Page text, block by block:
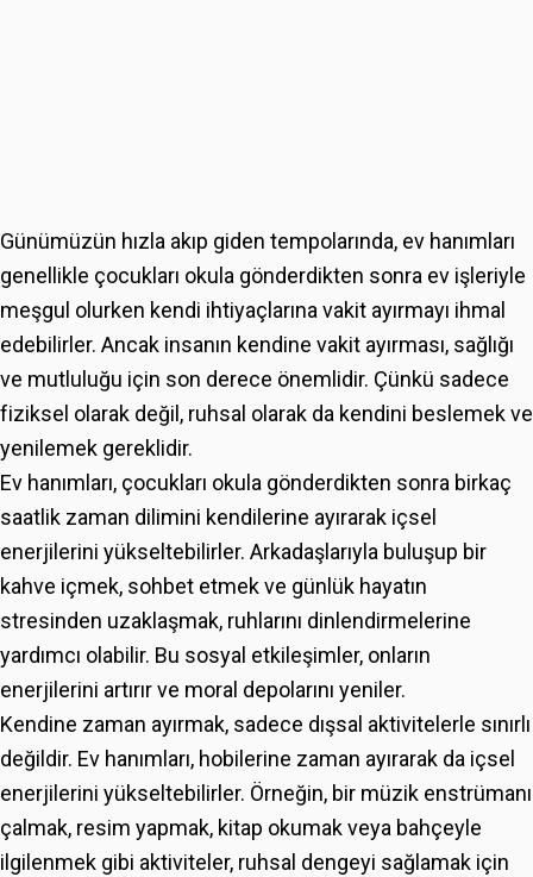
Günümüzün hızla akıp giden tempolarında, ev hanımları
genellikle çocukları okula gönderdikten sonra ev işleriyle
meşgul olurken kendi ihtiyaçlarına vakit ayırmayı ihmal
edebilirler. Ancak insanın kendine vakit ayırması, sağlığı
ve mutluluğu için son derece önemlidir. Çünkü sadece
fiziksel olarak değil, ruhsal olarak da kendini beslemek ve
yenilemek gereklidir.
Ev hanımları, çocukları okula gönderdikten sonra birkaç
saatlik zaman dilimini kendilerine ayırarak içsel
enerjilerini yükseltebilirler. Arkadaşlarıyla buluşup bir
kahve içmek, sohbet etmek ve günlük hayatın
stresinden uzaklaşmak, ruhlarını dinlendirmelerine
yardımcı olabilir. Bu sosyal etkileşimler, onların
enerjilerini artırır ve moral depolarını yeniler.
Kendine zaman ayırmak, sadece dışsal aktivitelerle sınırlı
değildir. Ev hanımları, hobilerine zaman ayırarak da içsel
enerjilerini yükseltebilirler. Örneğin, bir müzik enstrümanı
çalmak, resim yapmak, kitap okumak veya bahçeyle
ilgilenmek gibi aktiviteler, ruhsal dengeyi sağlamak için